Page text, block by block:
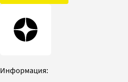
Информация: